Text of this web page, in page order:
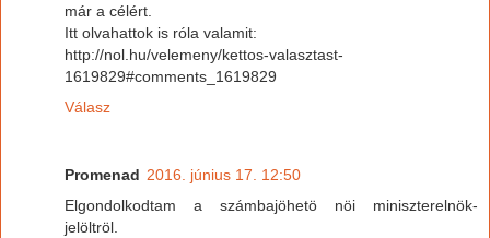
már a célért.
Itt olvahattok is róla valamit:
http://nol.hu/velemeny/kettos-valasztast-
1619829#comments_1619829
Válasz
Promenad 2016. június 17. 12:50
Elgondolkodtam a számbajöhetö nöi miniszterelnök-
jelöltröl.